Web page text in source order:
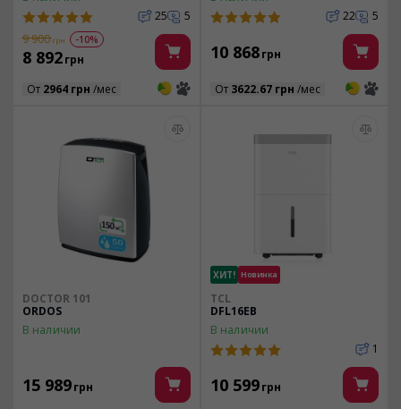
25
5
9 900 грн -10%
8 892грн
От 2964 грн /мес 3 3
22
5
10 868грн
От 3622.67 грн /мес 3 3
DOCTOR 101
ORDOS
В наличии
15 989грн
ХИТ! Новинка
TCL
DFL16EB
В наличии
1
10 599грн